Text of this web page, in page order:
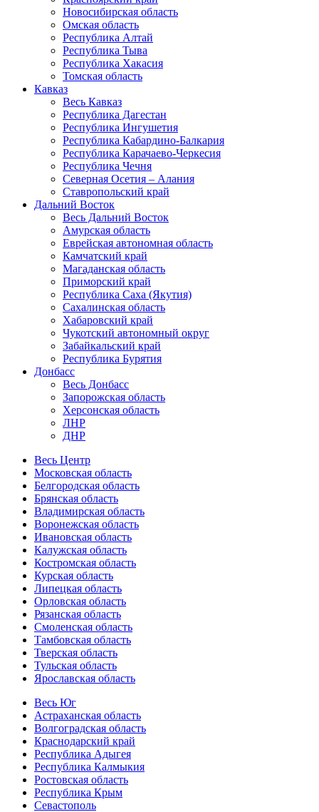
Новосибирская область
Омская область
Республика Алтай
Республика Тыва
Республика Хакасия
Томская область
Кавказ
Весь Кавказ
Республика Дагестан
Республика Ингушетия
Республика Кабардино-Балкария
Республика Карачаево-Черкесия
Республика Чечня
Северная Осетия – Алания
Ставропольский край
Дальний Восток
Весь Дальний Восток
Амурская область
Еврейская автономная область
Камчатский край
Магаданская область
Приморский край
Республика Саха (Якутия)
Сахалинская область
Хабаровский край
Чукотский автономный округ
Забайкальский край
Республика Бурятия
Донбасс
Весь Донбасс
Запорожская область
Херсонская область
ЛНР
ДНР
Весь Центр
Московская область
Белгородская область
Брянская область
Владимирская область
Воронежская область
Ивановская область
Калужская область
Костромская область
Курская область
Липецкая область
Орловская область
Рязанская область
Смоленская область
Тамбовская область
Тверская область
Тульская область
Ярославская область
Весь Юг
Астраханская область
Волгоградская область
Краснодарский край
Республика Адыгея
Республика Калмыкия
Ростовская область
Республика Крым
Севастополь